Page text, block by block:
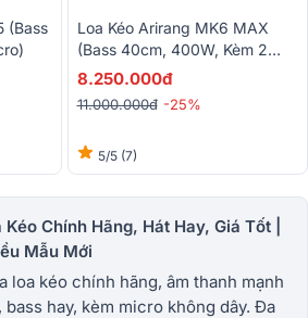
(Bass
Loa Kéo Arirang MK6 MAX
(Bass 40cm, 400W, Kèm 2
Micro)
8.250.000đ
11.000.000đ -25%
5/5 (7)
Kéo Chính Hãng, Hát Hay, Giá Tốt |
Mẫu Mới
loa kéo chính hãng, âm thanh mạnh
bass hay, kèm micro không dây. Đa